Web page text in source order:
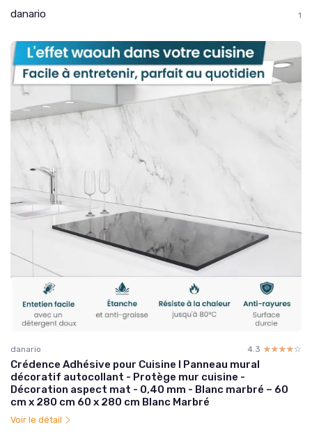
danario 1
danario 4.3 ☆☆☆☆☆
★★★★★
Crédence Adhésive pour Cuisine I Panneau mural
décoratif autocollant - Protège mur cuisine -
Décoration aspect mat - 0,40 mm - Blanc marbré – 60
cm x 280 cm 60 x 280 cm Blanc Marbré
Voir le détail